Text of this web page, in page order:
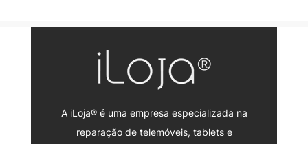
A iLoja® é uma empresa especializada na
reparação de telemóveis, tablets e